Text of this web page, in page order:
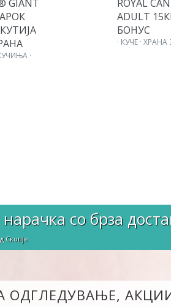
GIANT
КУТИЈА
·
ROYAL
ADULT
БОНУС
· КУЧЕ ·
со брза
Скопје
ОДГЛЕДУВАЊЕ,